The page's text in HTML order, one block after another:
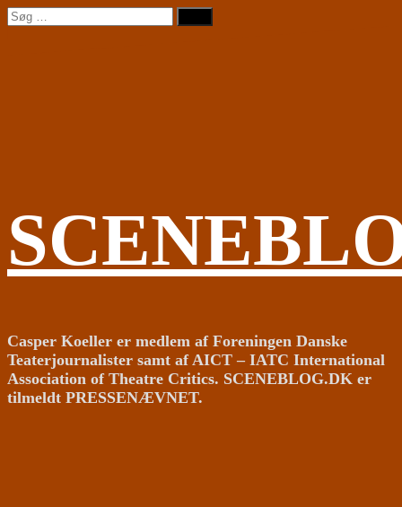
Videre
til
Søg
efter:
Casper Koeller er medlem af Foreningen Danske
Teaterjournalister samt af AICT – IATC International
Association of Theatre Critics. SCENEBLOG.DK er
tilmeldt PRESSENÆVNET.